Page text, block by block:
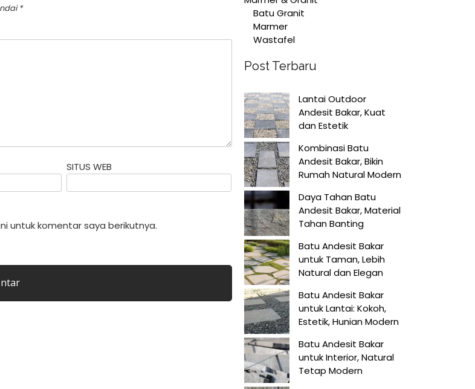
*
SITUS WEB
untuk komentar saya berikutnya.
Batu Granit
Marmer
Wastafel
Post Terbaru
Lantai Outdoor
Andesit Bakar, Kuat
dan Estetik
Kombinasi Batu
Andesit Bakar, Bikin
Rumah Natural Modern
Daya Tahan Batu
Andesit Bakar, Material
Tahan Banting
Batu Andesit Bakar
untuk Taman, Lebih
Natural dan Elegan
Batu Andesit Bakar
untuk Lantai: Kokoh,
Estetik, Hunian Modern
Batu Andesit Bakar
untuk Interior, Natural
Tetap Modern